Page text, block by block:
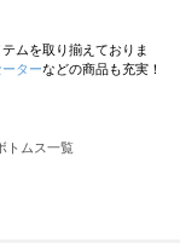
ムを取り揃えておりま
ターなどの商品も充実！
トムス一覧
）のボトムス一覧